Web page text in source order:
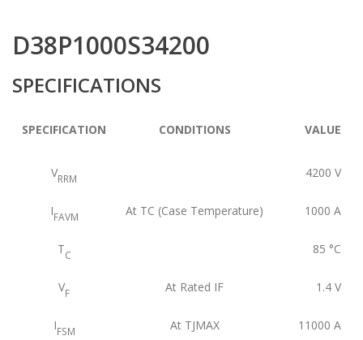
D38P1000S34200
SPECIFICATIONS
SPECIFICATION CONDITIONS VALUE
VRRM 4200 V
IFAVM At TC (Case Temperature) 1000 A
TC 85 °C
VF At Rated IF 1.4 V
IFSM At TJMAX 11000 A